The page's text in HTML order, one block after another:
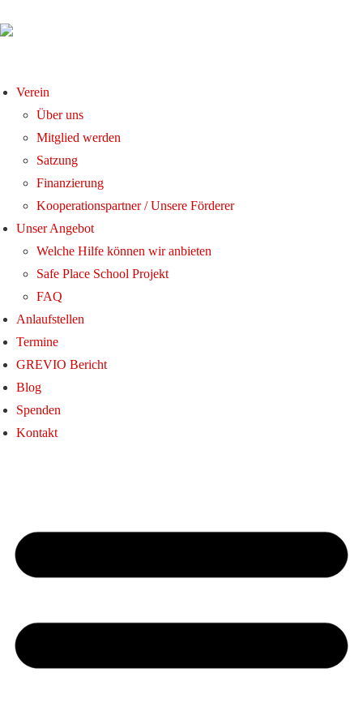
Verein
Über uns
Mitglied werden
Satzung
Finanzierung
Kooperationspartner / Unsere Förderer
Unser Angebot
Welche Hilfe können wir anbieten
Safe Place School Projekt
FAQ
Anlaufstellen
Termine
GREVIO Bericht
Blog
Spenden
Kontakt